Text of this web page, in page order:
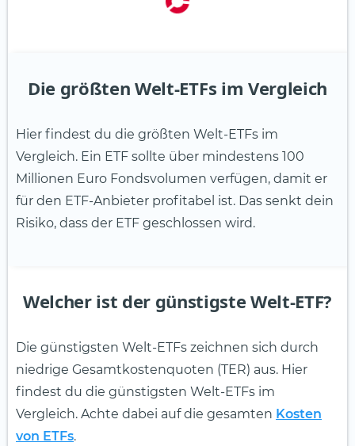
Die größten Welt-ETFs im Vergleich
Hier findest du die größten Welt-ETFs im
Vergleich. Ein ETF sollte über mindestens 100
Millionen Euro Fondsvolumen verfügen, damit er
für den ETF-Anbieter profitabel ist. Das senkt dein
Risiko, dass der ETF geschlossen wird.
Welcher ist der günstigste Welt-ETF?
Die günstigsten Welt-ETFs zeichnen sich durch
niedrige Gesamtkostenquoten (TER) aus. Hier
findest du die günstigsten Welt-ETFs im
Vergleich. Achte dabei auf die gesamten Kosten
von ETFs.